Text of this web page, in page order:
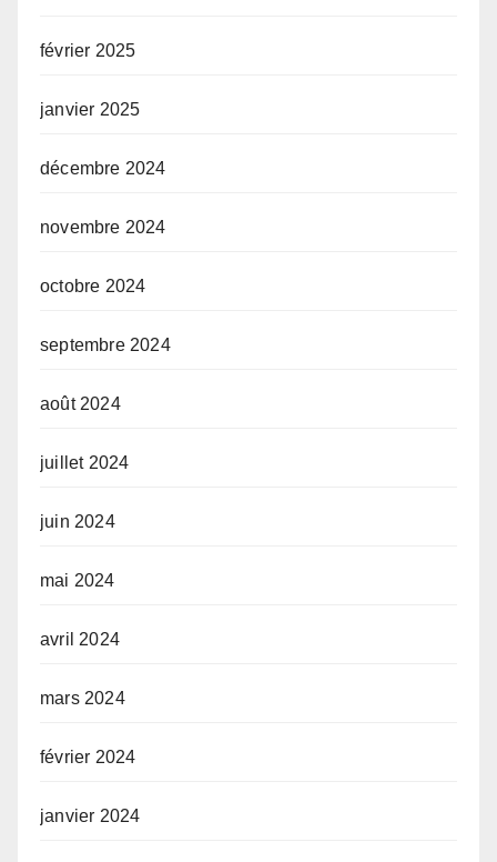
février 2025
janvier 2025
décembre 2024
novembre 2024
octobre 2024
septembre 2024
août 2024
juillet 2024
juin 2024
mai 2024
avril 2024
mars 2024
février 2024
janvier 2024